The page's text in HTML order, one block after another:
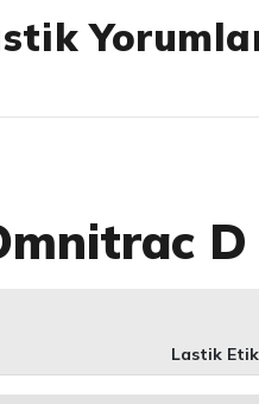
D
Lastik